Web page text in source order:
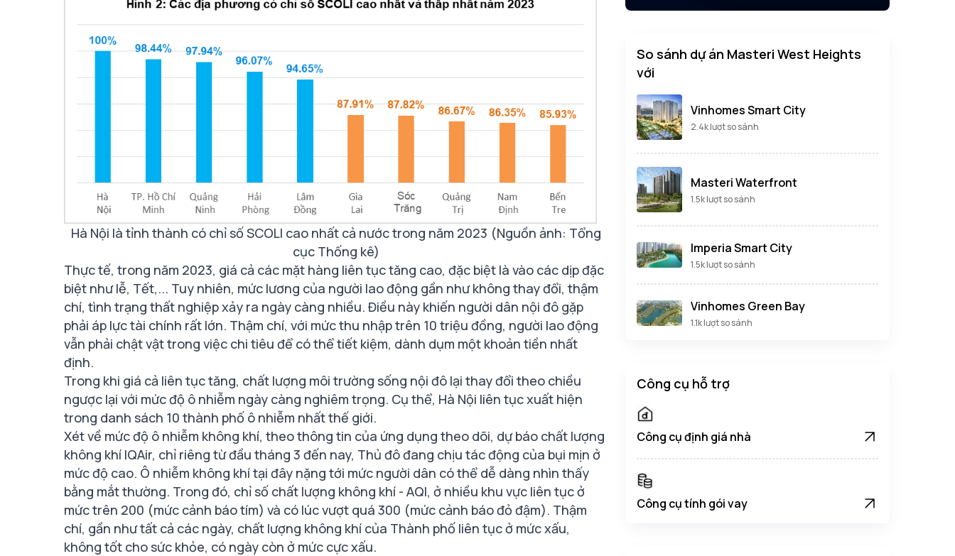
Hà Nội là tỉnh thành có chỉ số SCOLI cao nhất cả nước trong năm 2023 (Nguồn ảnh: Tổng
cục Thống kê)
Thực tế, trong năm 2023, giá cả các mặt hàng liên tục tăng cao, đặc biệt là vào các dịp đặc
biệt như lễ, Tết,... Tuy nhiên, mức lương của người lao động gần như không thay đổi, thậm
chí, tình trạng thất nghiệp xảy ra ngày càng nhiều. Điều này khiến người dân nội đô gặp
phải áp lực tài chính rất lớn. Thậm chí, với mức thu nhập trên 10 triệu đồng, người lao động
vẫn phải chật vật trong việc chi tiêu để có thể tiết kiệm, dành dụm một khoản tiền nhất
định.
Trong khi giá cả liên tục tăng, chất lượng môi trường sống nội đô lại thay đổi theo chiều
ngược lại với mức độ ô nhiễm ngày càng nghiêm trọng. Cụ thể, Hà Nội liên tục xuất hiện
trong danh sách 10 thành phố ô nhiễm nhất thế giới.
Xét về mức độ ô nhiễm không khí, theo thông tin của ứng dụng theo dõi, dự báo chất lượng
không khí IQAir, chỉ riêng từ đầu tháng 3 đến nay, Thủ đô đang chịu tác động của bụi mịn ở
mức độ cao. Ô nhiễm không khí tại đây nặng tới mức người dân có thể dễ dàng nhìn thấy
bằng mắt thường. Trong đó, chỉ số chất lượng không khí - AQI, ở nhiều khu vực liên tục ở
mức trên 200 (mức cảnh báo tím) và có lúc vượt quá 300 (mức cảnh báo đỏ đậm). Thậm
chí, gần như tất cả các ngày, chất lượng không khí của Thành phố liên tục ở mức xấu,
không tốt cho sức khỏe, có ngày còn ở mức cực xấu.
So sánh dự án Masteri West Heights
với
Vinhomes Smart City
2.4k lượt so sánh
Masteri Waterfront
1.5k lượt so sánh
Imperia Smart City
1.5k lượt so sánh
Vinhomes Green Bay
1.1k lượt so sánh
Công cụ hỗ trợ
Công cụ định giá nhà
Công cụ tính gói vay